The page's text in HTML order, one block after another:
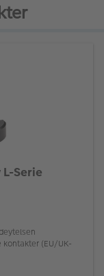
Serie
(EU/UK-